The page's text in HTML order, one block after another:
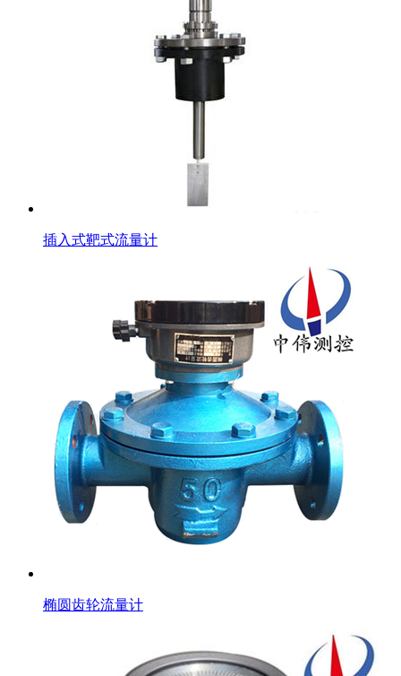
插入式靶式流量计
椭圆齿轮流量计